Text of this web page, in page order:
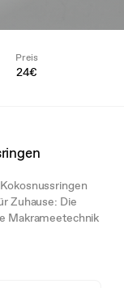
Preis
24€
Zuhause: Die
Makrameetechnik